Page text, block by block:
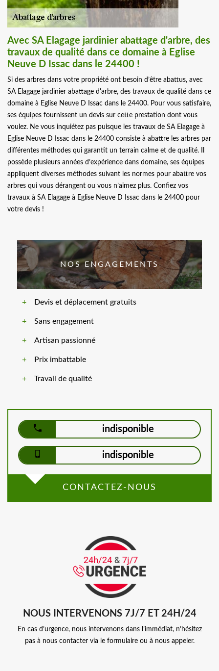
Avec SA Elagage jardinier abattage d'arbre, des
travaux de qualité dans ce domaine à Eglise
Neuve D Issac dans le 24400 !
Si des arbres dans votre propriété ont besoin d’être abattus, avec
SA Elagage jardinier abattage d'arbre, des travaux de qualité dans ce
domaine à Eglise Neuve D Issac dans le 24400. Pour vous satisfaire,
ses équipes fournissent un devis sur cette prestation dont vous
voulez. Ne vous inquiétez pas puisque les travaux de SA Elagage à
Eglise Neuve D Issac dans le 24400 consiste à abattre les arbres par
différentes méthodes qui garantit un terrain calme et de qualité. Il
possède plusieurs années d’expérience dans domaine, ses équipes
appliquent diverses méthodes suivant les normes pour abattre vos
arbres qui vous dérangent ou vous n’aimez plus. Confiez vos
travaux à SA Elagage à Eglise Neuve D Issac dans le 24400 pour
votre devis !
NOS ENGAGEMENTS
Devis et déplacement gratuits
Sans engagement
Artisan passionné
Prix imbattable
Travail de qualité
indisponible
indisponible
CONTACTEZ-NOUS
NOUS INTERVENONS 7J/7 ET 24H/24
En cas d’urgence, nous intervenons dans l’immédiat, n’hésitez
pas à nous contacter via le formulaire ou à nous appeler.